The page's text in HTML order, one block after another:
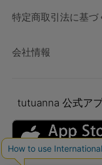
特定商取引法に基づ
会社情報
tutuanna 公式ア